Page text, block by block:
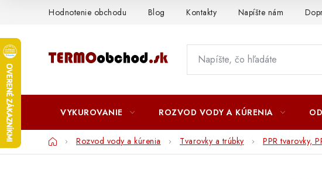
Hodnotenie obchodu Blog Kontakty Napíšte nám
VYKUROVANIE ROZVOD VODY A KÚRENIA
DomovRozvod vody a kúrenia Tvarovky a trúbky PPR tvarovky,